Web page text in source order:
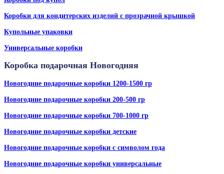
Коробки для кондитерских изделий с прозрачной крышкой
Купольные упаковки
Универсальные коробки
Коробка подарочная Новогодняя
Новогодние подарочные коробки 1200-1500 гр
Новогодние подарочные коробки 200-500 гр
Новогодние подарочные коробки 700-1000 гр
Новогодние подарочные коробки детские
Новогодние подарочные коробки с символом года
Новогодние подарочные коробки универсальные